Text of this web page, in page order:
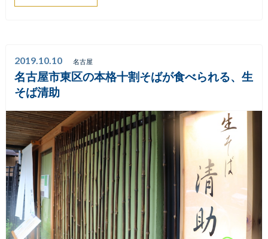
2019.10.10 名古屋
名古屋市東区の本格十割そばが食べられる、生
そば清助